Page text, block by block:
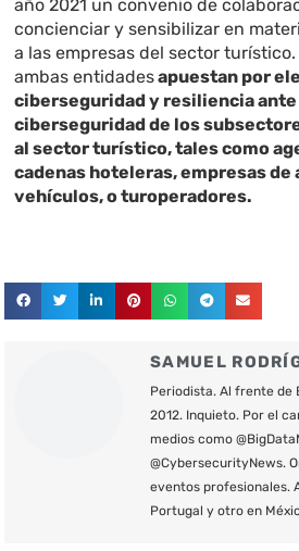
año 2021 un convenio de
concienciar y sensibilizar en
a las empresas del sector turístico.
ambas entidadesapuestan por
ciberseguridad y resiliencia
ciberseguridad de los
al sector turístico, tales como
cadenas hoteleras, empresas de
vehículos, o turoperadores.
SAMUEL
Periodista. Al frente de
2012. Inquieto. Por el
medios como
@CybersecurityNews.
eventos profesionales.
Portugal y otro en